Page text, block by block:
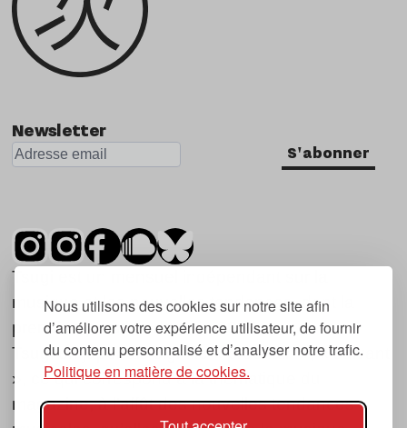
Nous utilisons des cookies sur notre site afin
d’améliorer votre expérience utilisateur, de fournir
du contenu personnalisé et d’analyser notre trafic.
Politique en matière de cookies.
Newsletter
S'abonner
Tsugi est un mensuel indépendant sur la
musique et les nouvelles tendances, dont la
première parution date de 2007.
Tsugi en japonais signifie « prochain », « suivant
», ce qui correspond à la thématique du
magazine, à l’affût des nouvelles tendances